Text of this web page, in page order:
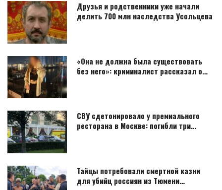
Друзья и родственники уже начали
делить 700 млн наследства Усольцева
«Она не должна была существовать
без него»: криминалист рассказал о…
СВУ сдетонировало у премиального
ресторана в Москве: погибли три…
Тайцы потребовали смертной казни
для убийц россиян из Тюмени…